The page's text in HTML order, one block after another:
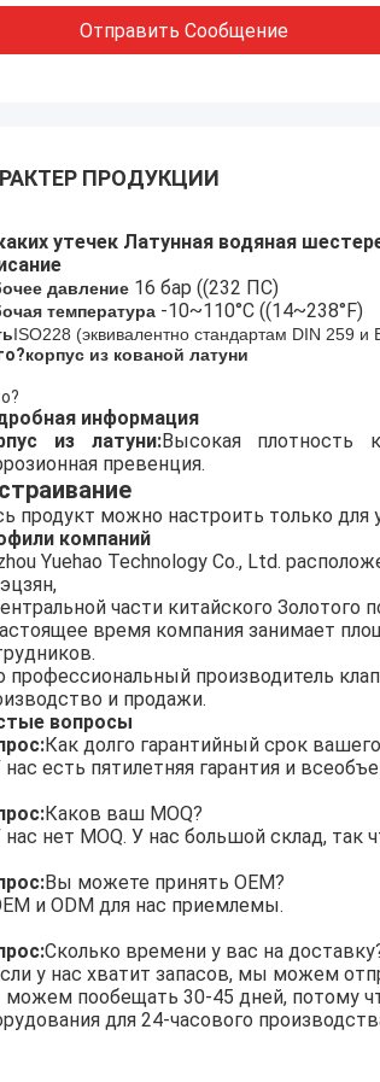
Отправить Сообщение
ПРОДУКЦИИ
утечек Латунная водяная
давление 16 бар ((232 ПС)
температура -10~110°C ((14~238°F)
ISO228 (эквивалентно стандартам DIN 259 и
корпус из кованой латуни
информация
из латуни:Высокая плотность
превенция.
продукт можно настроить только
компаний
Yuehao Technology Co., Ltd.
части китайского
время компания занимает
профессиональный производитель
и продажи.
вопросы
Как долго гарантийный срок
нас есть пятилетняя гарантия и
Каков ваш MOQ?
нас нет MOQ. У нас большой склад,
Вы можете принять OEM?
и ODM для нас приемлемы.
Сколько времени у вас на
у нас хватит запасов, мы можем
пообещать 30-45 дней, потому
для 24-часового